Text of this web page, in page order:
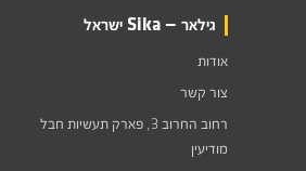
גילאר — Sika ישראל
אודות
צור קשר
רחוב החרוב 3, פארק תעשיות חבל
מודיעין